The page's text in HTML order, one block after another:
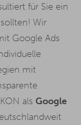
für Sie ein
Wir
Google Ads
mit
als Google